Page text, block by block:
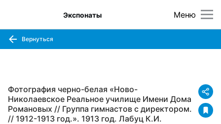
Меню
Экспонаты
Вернуться
Фотография черно-белая «Ново-
Николаевское Реальное училище Имени Дома
Романовых // Группа гимнастов с директором.
// 1912-1913 год.». 1913 год. Лабуц К.И.